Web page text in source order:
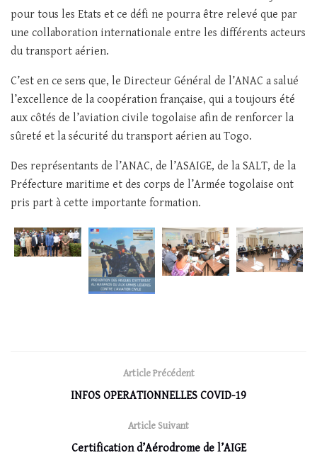
pour tous les Etats et ce défi ne pourra être relevé que par
une collaboration internationale entre les différents acteurs
du transport aérien.
C’est en ce sens que, le Directeur Général de l’ANAC a salué
l’excellence de la coopération française, qui a toujours été
aux côtés de l’aviation civile togolaise afin de renforcer la
sûreté et la sécurité du transport aérien au Togo.
Des représentants de l’ANAC, de l’ASAIGE, de la SALT, de la
Préfecture maritime et des corps de l’Armée togolaise ont
pris part à cette importante formation.
Article Précédent
INFOS OPERATIONNELLES COVID-19
Article Suivant
Certification d’Aérodrome de l’AIGE